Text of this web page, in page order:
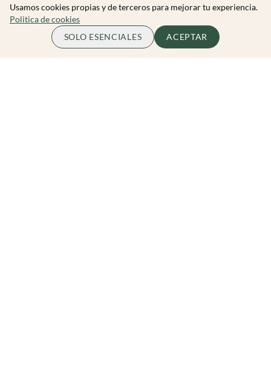
Usamos cookies propias y de terceros para mejorar tu experiencia.
Politica de cookies
SOLO ESENCIALES
ACEPTAR